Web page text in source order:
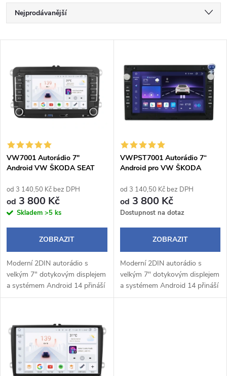
Ř
a
z
e
n
í
p
r
o
u
k
t
ů
Nejprodávanější
Abecedně
ý
p
s
p
r
o
d
u
k
t
ů
VW7001 Autorádio 7"
Android VW ŠKODA SEAT
od 3 140,50 Kč bez DPH
od 3 800 Kč
Skladem >5 ks
ZOBRAZIT
Moderní 2DIN autorádio s
velkým 7" dotykovým displejem
a systémem Android 14 přináší
pohodlné a chytré ovládání
umožňují...
VWPST7001 Autorádio 7“
Android pro VW ŠKODA
od 3 140,50 Kč bez DPH
od 3 800 Kč
Dostupnost na dotaz
ZOBRAZIT
Moderní 2DIN autorádio s
velkým 7" dotykovým displejem
a systémem Android 14 přináší
pohodlné a chytré ovládání